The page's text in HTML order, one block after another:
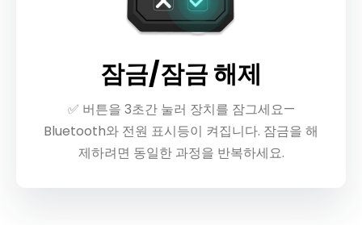
잠금/잠금 해제
✅ 버튼을 3초간 눌러 장치를 잠그세요—
Bluetooth와 전원 표시등이 켜집니다. 잠금을 해
제하려면 동일한 과정을 반복하세요.